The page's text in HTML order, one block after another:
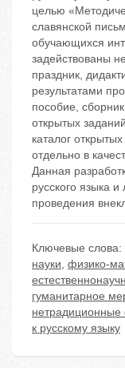
целью
славянской
обучающихся
задействованы
праздник,
результатами
пособие,
открытых
каталог
отдельно в
Данная
русского языка
проведения
Ключевые слова:
науки, физико-
гуманитарное
к русскому языку